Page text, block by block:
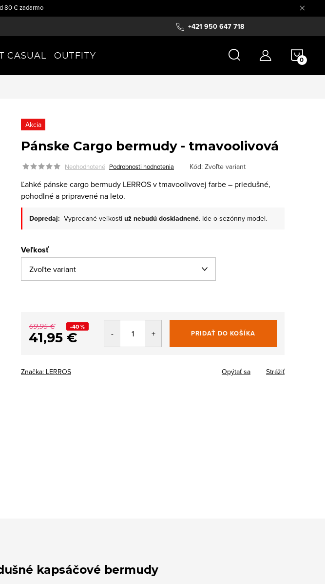
80 € zadarmo
+421 950 647 718
CASUAL OUTFITY
Akcia
Pánske Cargo bermudy - tmavoolivová
Neohodnotené Podrobnosti hodnotenia Kód: Zvoľte variant
Ľahké pánske cargo bermudy LERROS v tmavoolivovej farbe – priedušné,
pohodlné a pripravené na leto.
Dopredaj: Vypredané veľkosti už nebudú doskladnené. Ide o sezónny model.
Veľkosť
69,95 € -40 %
41,95 € PRIDAŤ DO KOŠÍKA
Značka: LERROS Opýtať sa Strážiť
kapsáčové bermudy